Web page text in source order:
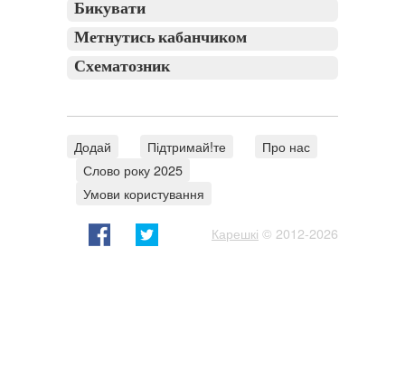
Бикувати
Метнутись кабанчиком
Схематозник
Додай Підтримай!те
Про нас
Слово року 2025
Умови користування
Карешкі © 2012-2026